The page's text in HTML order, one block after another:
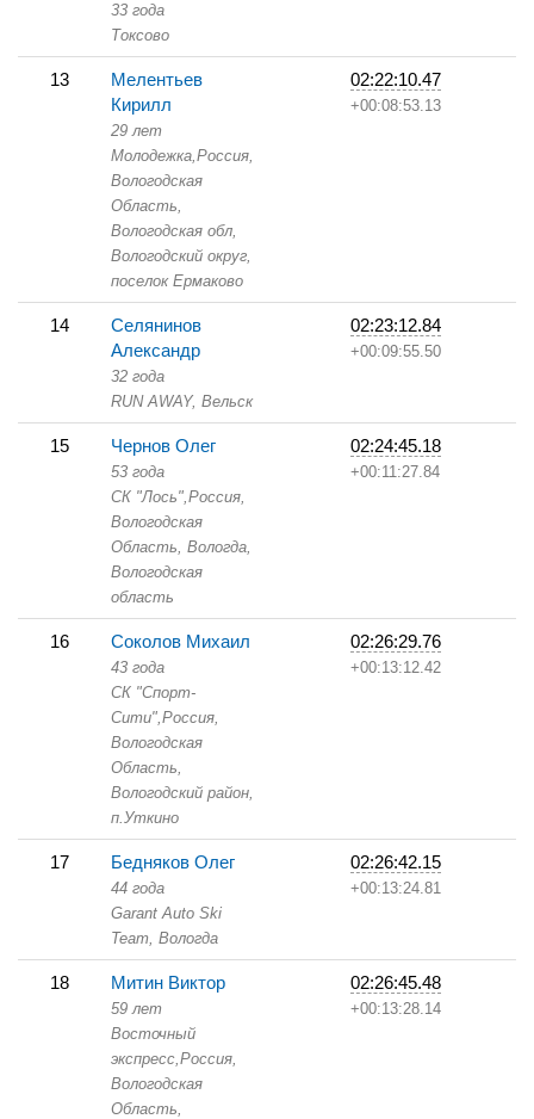
33 года
Токсово
13
Мелентьев
Кирилл
29 лет
Молодежка,Россия,
Вологодская
Область,
Вологодская обл,
Вологодский округ,
поселок Ермаково
02:22:10.47
+00:08:53.13
14
Селянинов
Александр
32 года
RUN AWAY, Вельск
02:23:12.84
+00:09:55.50
15 Чернов Олег
53 года
СК "Лось",Россия,
Вологодская
Область, Вологда,
Вологодская
область
02:24:45.18
+00:11:27.84
16 Соколов Михаил
43 года
СК "Спорт-
Сити",Россия,
Вологодская
Область,
Вологодский район,
п.Уткино
02:26:29.76
+00:13:12.42
17 Бедняков Олег
44 года
Garant Auto Ski
Team, Вологда
02:26:42.15
+00:13:24.81
18 Митин Виктор
59 лет
Восточный
экспресс,Россия,
Вологодская
Область,
02:26:45.48
+00:13:28.14